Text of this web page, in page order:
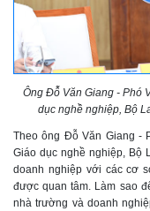
Ông Đỗ Văn Giang - Phó
dục nghề nghiệp, Bộ
Theo ông Đỗ Văn Giang -
Giáo dục nghề nghiệp, Bộ
doanh nghiệp với các cơ
được quan tâm. Làm sao
nhà trường và doanh